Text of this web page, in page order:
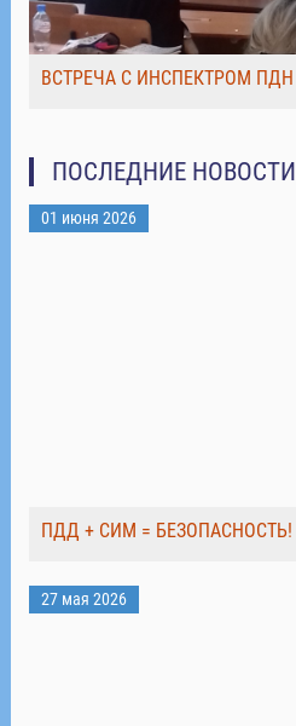
ВСТРЕЧА С ИНСПЕКТРОМ ПДН
ПОСЛЕДНИЕ НОВОСТИ
01 июня 2026
ПДД + СИМ = БЕЗОПАСНОСТЬ!
27 мая 2026